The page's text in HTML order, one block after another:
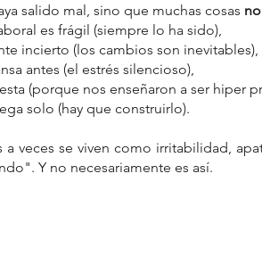
salido mal, sino que muchas cosas
es frágil (siempre lo ha sido),
incierto (los cambios son inevitables),
antes (el estrés silencioso),
(porque nos enseñaron a ser hiper
solo (hay que construirlo).
veces se viven como irritabilidad,
Y no necesariamente es así.